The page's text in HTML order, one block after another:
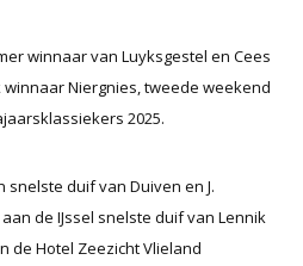
winnaar van Luyksgestel en Cees
Niergnies, tweede weekend
2025.
duif van Duiven en J.
de IJssel snelste duif van Lennik
de Hotel Zeezicht Vlieland